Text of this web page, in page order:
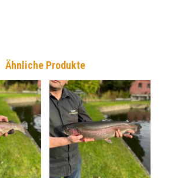
Ähnliche Produkte